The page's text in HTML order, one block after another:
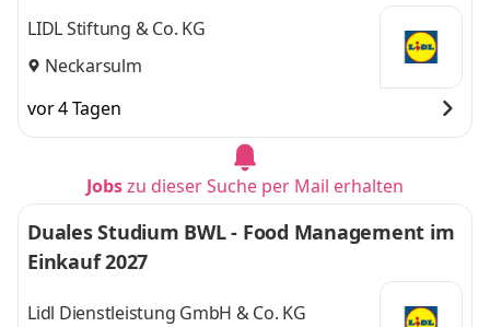
LIDL Stiftung & Co. KG
Neckarsulm
vor 4 Tagen
Jobszu dieser Suche per Mail erhalten
Duales Studium BWL - Food Management im
Einkauf 2027
Lidl Dienstleistung GmbH & Co. KG